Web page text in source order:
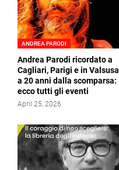
ANDREA PARODI
Andrea Parodi ricordato a
Cagliari, Parigi e in Valsusa
a 20 anni dalla scomparsa:
ecco tutti gli eventi
April 25, 2026